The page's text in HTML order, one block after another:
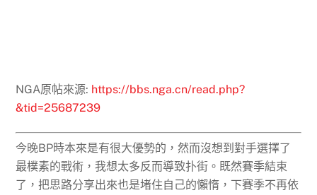
NGA原帖來源: https://bbs.nga.cn/read.php?
&tid=25687239
今晚BP時本來是有很大優勢的，然而沒想到對手選擇了
最樸素的戰術，我想太多反而導致扑街。既然賽季結束
了，把思路分享出來也是堵住自己的懶惰，下賽季不再依